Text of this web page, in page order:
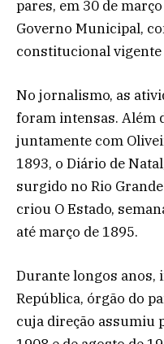
pares, em 30 de
Governo Municipal,
constitucional vigente
No jornalismo, as
foram intensas. Além
juntamente com
1893, o Diário de
surgido no Rio
criou O Estado,
até março de 1895.
Durante longos anos,
República, órgão do
cuja direção assumiu